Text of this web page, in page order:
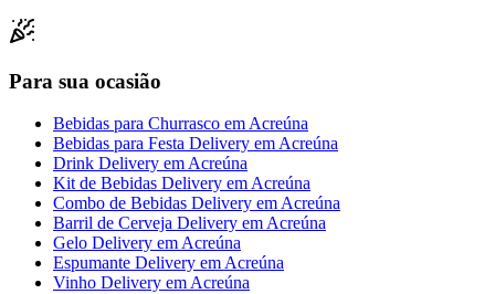
Para sua ocasião
Bebidas para Churrasco emAcreúna
Bebidas para Festa Delivery emAcreúna
Drink Delivery emAcreúna
Kit de Bebidas Delivery emAcreúna
Combo de Bebidas Delivery emAcreúna
Barril de Cerveja Delivery emAcreúna
Gelo Delivery emAcreúna
Espumante Delivery emAcreúna
Vinho Delivery emAcreúna